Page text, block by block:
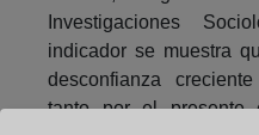
Investigaciones
indicador se muestra
desconfianza
tanto por el presente